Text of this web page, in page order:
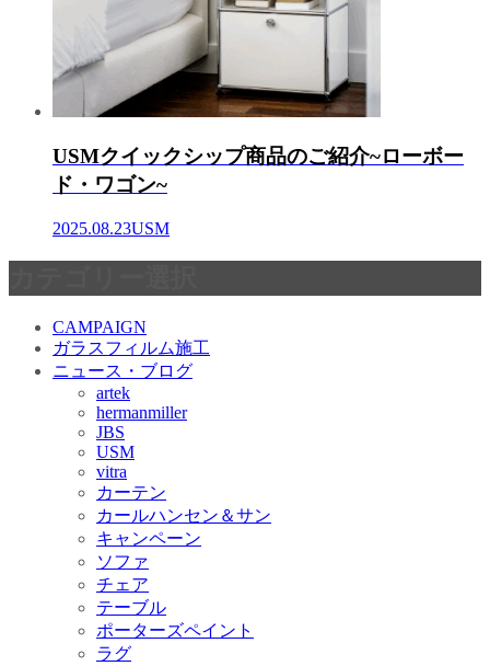
USMクイックシップ商品のご紹介~ローボー
ド・ワゴン~
2025.08.23USM
CAMPAIGN
ガラスフィルム施工
ニュース・ブログ
artek
hermanmiller
JBS
USM
vitra
カーテン
カールハンセン＆サン
キャンペーン
ソファ
チェア
テーブル
ポーターズペイント
ラグ